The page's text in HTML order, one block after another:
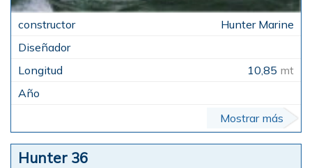
Hunter Marine
10,85 mt
Mostrar más
Hunter 36